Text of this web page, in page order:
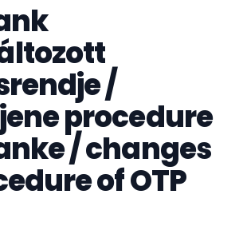
/
procedure
/ changes
of OTP